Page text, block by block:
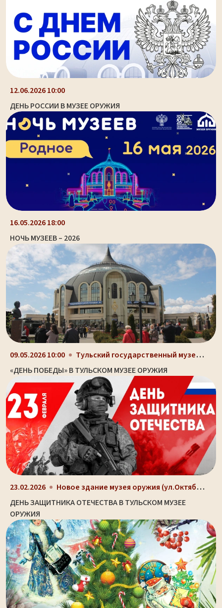
12.06.2026 10:00
ДЕНЬ РОССИИ В МУЗЕЕ ОРУЖИЯ
16.05.2026 18:00
НОЧЬ МУЗЕЕВ – 2026
09.05.2026 10:00 Тульский государственный музей оружия, здание-шлем...
«ДЕНЬ ПОБЕДЫ» В ТУЛЬСКОМ МУЗЕЕ ОРУЖИЯ
23.02.2026 Новое здание музея оружия (ул.Октябрьская, д. 2)
ДЕНЬ ЗАЩИТНИКА ОТЕЧЕСТВА В ТУЛЬСКОМ МУЗЕЕ
ОРУЖИЯ